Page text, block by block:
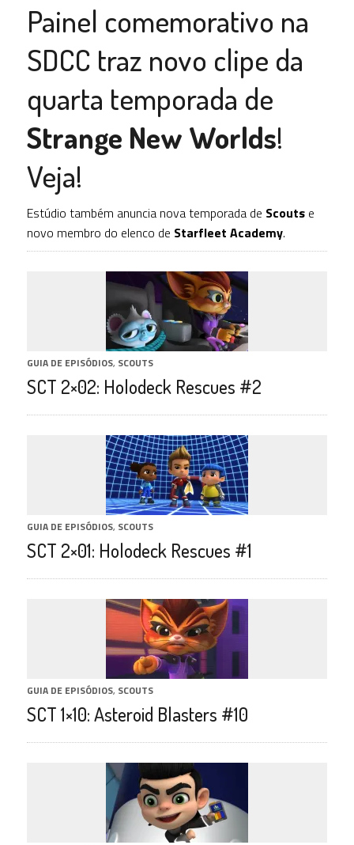
Painel comemorativo na
SDCC traz novo clipe da
quarta temporada de
Strange New Worlds!
Veja!
Estúdio também anuncia nova temporada de Scoutse
novo membro do elenco de Starfleet Academy.
GUIA DE EPISÓDIOS, SCOUTS
SCT 2×02: Holodeck Rescues #2
GUIA DE EPISÓDIOS, SCOUTS
SCT 2×01: Holodeck Rescues #1
GUIA DE EPISÓDIOS, SCOUTS
SCT 1×10: Asteroid Blasters #10